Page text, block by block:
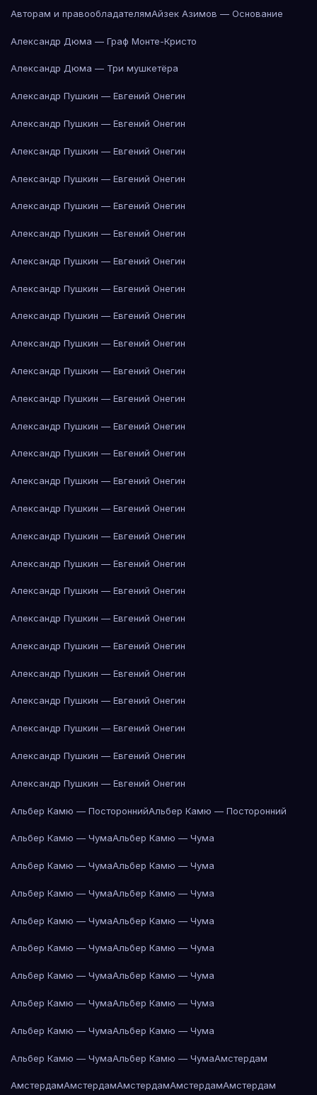
Авторам и правообладателямАйзек Азимов — Основание
Александр Дюма — Граф Монте-Кристо
Александр Дюма — Три мушкетёра
Александр Пушкин — Евгений Онегин
Александр Пушкин — Евгений Онегин
Александр Пушкин — Евгений Онегин
Александр Пушкин — Евгений Онегин
Александр Пушкин — Евгений Онегин
Александр Пушкин — Евгений Онегин
Александр Пушкин — Евгений Онегин
Александр Пушкин — Евгений Онегин
Александр Пушкин — Евгений Онегин
Александр Пушкин — Евгений Онегин
Александр Пушкин — Евгений Онегин
Александр Пушкин — Евгений Онегин
Александр Пушкин — Евгений Онегин
Александр Пушкин — Евгений Онегин
Александр Пушкин — Евгений Онегин
Александр Пушкин — Евгений Онегин
Александр Пушкин — Евгений Онегин
Александр Пушкин — Евгений Онегин
Александр Пушкин — Евгений Онегин
Александр Пушкин — Евгений Онегин
Александр Пушкин — Евгений Онегин
Александр Пушкин — Евгений Онегин
Александр Пушкин — Евгений Онегин
Александр Пушкин — Евгений Онегин
Александр Пушкин — Евгений Онегин
Александр Пушкин — Евгений Онегин
Альбер Камю — ПостороннийАльбер Камю — Посторонний
Альбер Камю — ЧумаАльбер Камю — Чума
Альбер Камю — ЧумаАльбер Камю — Чума
Альбер Камю — ЧумаАльбер Камю — Чума
Альбер Камю — ЧумаАльбер Камю — Чума
Альбер Камю — ЧумаАльбер Камю — Чума
Альбер Камю — ЧумаАльбер Камю — Чума
Альбер Камю — ЧумаАльбер Камю — Чума
Альбер Камю — ЧумаАльбер Камю — Чума
Альбер Камю — ЧумаАльбер Камю — ЧумаАмстердам
АмстердамАмстердамАмстердамАмстердамАмстердам